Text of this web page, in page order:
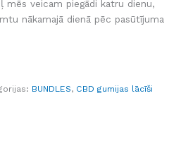
mēs veicam piegādi katru dienu,
nākamajā dienā pēc pasūtījuma
BUNDLES, CBD gumijas lācīši